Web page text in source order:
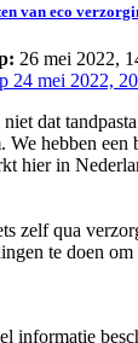
van eco
26 mei 2022,
24 mei 2022,
dat
We hebben een
hier in
zelf qua
te doen
informatie